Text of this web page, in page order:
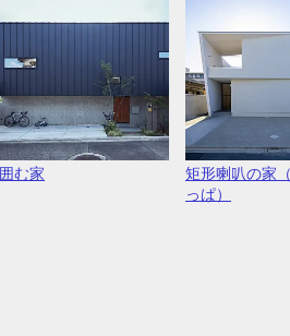
囲む家
矩形喇叭の家
っぱ）